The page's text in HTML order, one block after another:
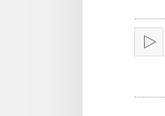
ကျိာ်
အိး​